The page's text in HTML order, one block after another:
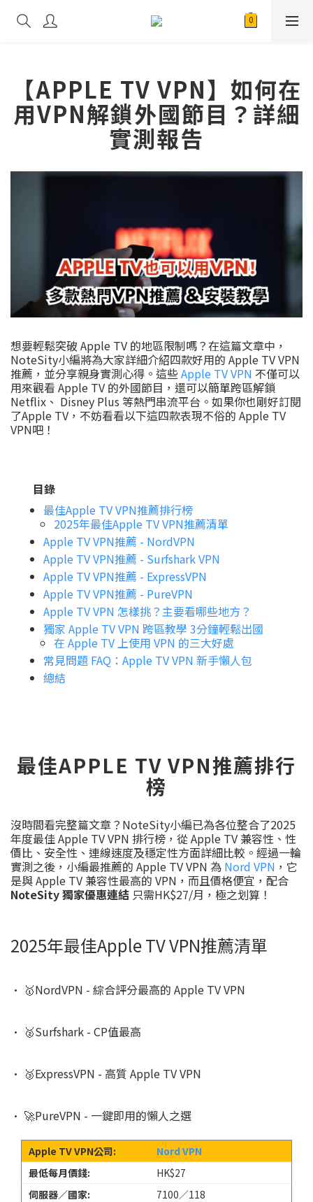
【APPLE TV VPN】如何在
用VPN解鎖外國節目？詳細
實測報告
想要輕鬆突破 Apple TV 的地區限制嗎？在這篇文章中，
NoteSity小編將為大家詳細介紹四款好用的 Apple TV VPN
推薦，並分享親身實測心得。這些Apple TV VPN 不僅可以
用來觀看 Apple TV 的外國節目，還可以簡單跨區解鎖
Netflix、 Disney Plus 等熱門串流平台。如果你也剛好訂閱
了Apple TV，不妨看看以下這四款表現不俗的 Apple TV
VPN吧！
目錄
最佳Apple TV VPN推薦排行榜
2025年最佳Apple TV VPN推薦清單
Apple TV VPN推薦 - NordVPN
Apple TV VPN推薦 - Surfshark VPN
Apple TV VPN推薦 - ExpressVPN
Apple TV VPN推薦 - PureVPN
Apple TV VPN 怎樣挑？主要看哪些地方？
獨家 Apple TV VPN 跨區教學 3分鐘輕鬆出國
在 Apple TV 上使用 VPN 的三大好處
常見問題 FAQ：Apple TV VPN 新手懶人包
總結
最佳APPLE TV VPN推薦排行
榜
沒時間看完整篇文章？NoteSity小編已為各位整合了2025
年度最佳 Apple TV VPN 排行榜，從 Apple TV 兼容性、性
價比、安全性、連線速度及穩定性方面詳細比較。經過一輪
實測之後，小編最推薦的 Apple TV VPN 為 Nord VPN ，它
是與 Apple TV 兼容性最高的 VPN，而且價格便宜，配合
NoteSity 獨家優惠連結 只需HK$27/月，極之划算！
2025年最佳Apple TV VPN推薦清單
· 🥇NordVPN - 綜合評分最高的 Apple TV VPN
· 🥈Surfshark - CP值最高
· 🥉ExpressVPN - 高質 Apple TV VPN
· 🚀PureVPN - 一鍵即用的懶人之選
Nord VPN
HK$27
7100／118